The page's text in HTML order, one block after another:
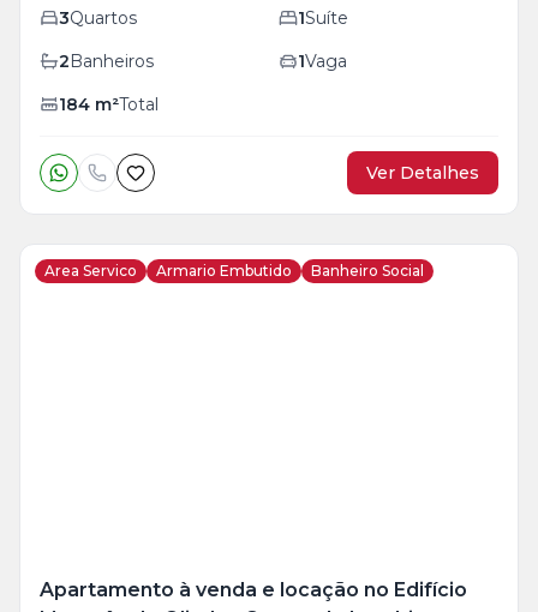
3Quartos 1Suíte
2Banheiros 1Vaga
184 m²Total
Ver Detalhes
Area Servico Armario Embutido Banheiro Social
Apartamento à venda e locação no Edifício